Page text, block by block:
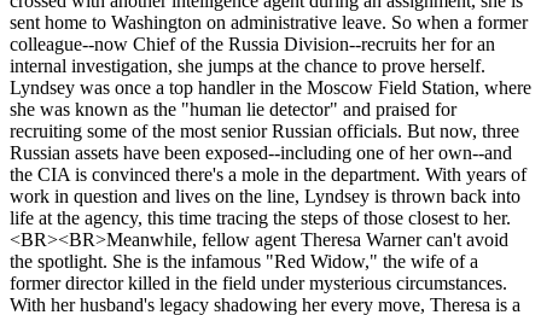
sent home to Washington on administrative leave. So when a former
colleague--now Chief of the Russia Division--recruits her for an
internal investigation, she jumps at the chance to prove herself.
Lyndsey was once a top handler in the Moscow Field Station, where
she was known as the "human lie detector" and praised for
recruiting some of the most senior Russian officials. But now, three
Russian assets have been exposed--including one of her own--and
the CIA is convinced there's a mole in the department. With years of
work in question and lives on the line, Lyndsey is thrown back into
life at the agency, this time tracing the steps of those closest to her.
<BR><BR>Meanwhile, fellow agent Theresa Warner can't avoid
the spotlight. She is the infamous "Red Widow," the wife of a
former director killed in the field under mysterious circumstances.
With her husband's legacy shadowing her every move, Theresa is a